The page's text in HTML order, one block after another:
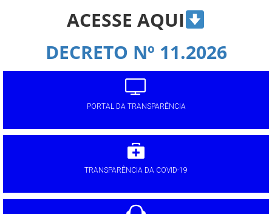
ACESSE AQUI
DECRETO Nº 11.2026
PORTAL DA TRANSPARÊNCIA
TRANSPARÊNCIA DA COVID-19